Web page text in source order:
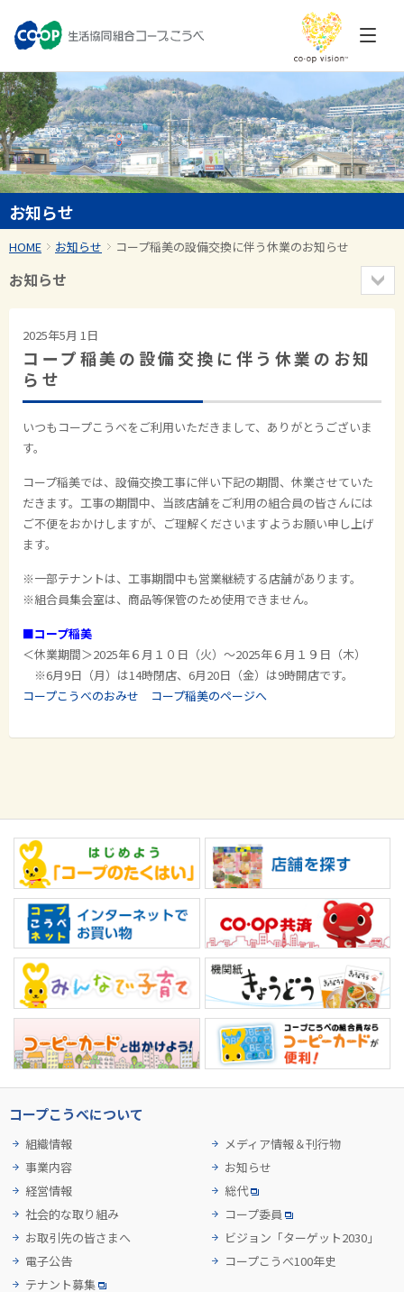
お知らせ
HOME お知らせ コープ稲美の設備交換に伴う休業のお知らせ
お知らせ
2025年5月 1日
コープ稲美の設備交換に伴う休業のお知
らせ
いつもコープこうべをご利用いただきまして、ありがとうございま
す。
コープ稲美では、 設備交換工事に伴い下記の期間、 休業させていた
だきます。 工事の期間中、当該店舗をご利用の組合員の皆さんには
ご不便をおかけしますが、ご理解くださいますようお願い申し上げ
ます。
※一部テナントは、工事期間中も営業継続する店舗があります。
※組合員集会室は、商品等保管のため使用できません。
■コープ稲美
＜休業期間＞2025年６月１０日（火）～2025年６月１９日（木）
※6月9日（月）は14時閉店、6月20日（金）は9時開店です。
コープこうべのおみせ コープ稲美のページへ
コープこうべについて
組織情報
事業内容
経営情報
社会的な取り組み
お取引先の皆さまへ
電子公告
テナント募集
メディア情報＆刊行物
お知らせ
総代
コープ委員
ビジョン「ターゲット2030」
コープこうべ100年史